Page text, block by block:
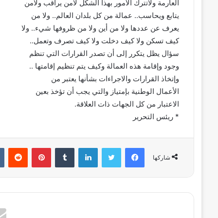
العارمة ولاتترك الأمور بهذا الشكل لامن يراقب ولامن
يتابع ويحاسب.. عمالة من كل بلدان العالم.. ولا من
يعرف عن عددها ولا من أين ولا من ظروفها شيء.. ولا
كيف تسكن ولا كيف دخلت ولا كيف تصرف وتعمل..
سؤال يظل يتكرر إلى أن تصدر القرارات التي تنظم
وجود وإقامة هذه العمالة وكيف يتم تنظيم إقامتها ..
وإتخاذ القرارات والاجراءات بشأنها يعتبر من
الأعمال الوطنية بإمتياز والتي يجب أن تؤخذ بعين
الاعتبار من كل الجهات ذات العلاقة.
* ريئس التحرير
شاركها
فيسبوك تويتر لينكدإن ‏Tumblr بينتيريست
‏Reddit